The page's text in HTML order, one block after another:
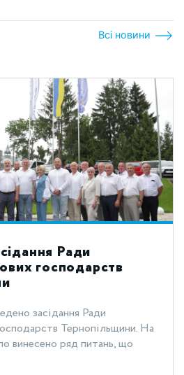
Всі новини
Ради
господарств
засідання Ради
Тернопільщини. На
винесено ряд питань, що